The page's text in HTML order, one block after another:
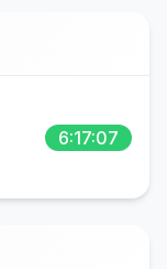
6:17:07